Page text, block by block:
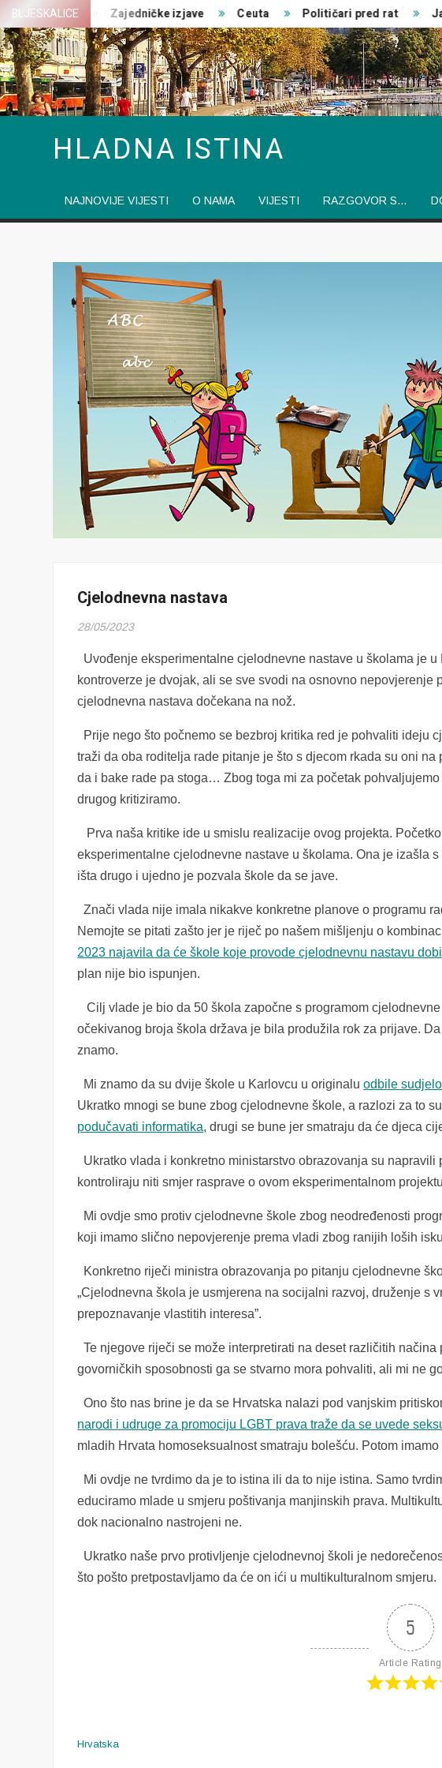
Skip
to
content
BLJESKALICE
ratovanja Zajedničke izjave Ceuta Političari pred rat
HLADNA ISTINA
NAJNOVIJE VIJESTI O NAMA VIJESTI RAZGOVOR S…
Cjelodnevna nastava
28/05/2023
Uvođenje eksperimentalne cjelodnevne nastave u školama je
kontroverze je dvojak, ali se sve svodi na osnovno nepovjerenje
cjelodnevna nastava dočekana na nož.
Prije nego što počnemo se bezbroj kritika red je pohvaliti ideju
traži da oba roditelja rade pitanje je što s djecom rkada su oni
da i bake rade pa stoga… Zbog toga mi za početak
drugog kritiziramo.
Prva naša kritike ide u smislu realizacije ovog projekta.
eksperimentalne cjelodnevne nastave u školama. Ona je izašla
išta drugo i ujedno je pozvala škole da se jave.
Znači vlada nije imala nikakve konkretne planove o programu
Nemojte se pitati zašto jer je riječ po našem mišljenju o
2023 najavila da će škole koje provode cjelodnevnu nastavu
plan nije bio ispunjen.
Cilj vlade je bio da 50 škola započne s programom
očekivanog broja škola država je bila produžila rok za prijave.
znamo.
Mi znamo da su dvije škole u Karlovcu u originaluodbile
Ukratko mnogi se bune zbog cjelodnevne škole, a razlozi za to
podučavati informatika, drugi se bune jer smatraju da će djeca
Ukratko vlada i konkretno ministarstvo obrazovanja su
kontroliraju niti smjer rasprave o ovom eksperimentalnom
Mi ovdje smo protiv cjelodnevne škole zbog neodređenosti
koji imamo slično nepovjerenje prema vladi zbog ranijih loših
Konkretno riječi ministra obrazovanja po pitanju cjelodnevne
„Cjelodnevna škola je usmjerena na socijalni razvoj, druženje s
prepoznavanje vlastitih interesa”.
Te njegove riječi se može interpretirati na deset različitih
govorničkih sposobnosti ga se stvarno mora pohvaliti, ali mi ne
Ono što nas brine je da se Hrvatska nalazi pod vanjskim
narodi i udruge za promociju LGBT prava traže da se uvede
mladih Hrvata homoseksualnost smatraju bolešću. Potom
Mi ovdje ne tvrdimo da je to istina ili da to nije istina. Samo
educiramo mlade u smjeru poštivanja manjinskih prava.
dok nacionalno nastrojeni ne.
Ukratko naše prvo protivljenje cjelodnevnoj školi je
što pošto pretpostavljamo da će on ići u multikulturalnom smjeru.
5
Article Rating
Hrvatska